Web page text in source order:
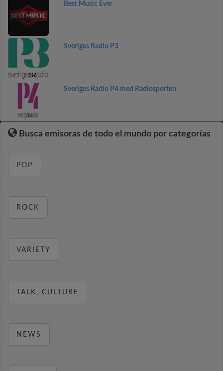
Best Music Ever
Sveriges Radio P3
Sveriges Radio P4 med Radiosporten
Busca emisoras de todo el mundo por categorías
POP
ROCK
VARIETY
TALK, CULTURE
NEWS